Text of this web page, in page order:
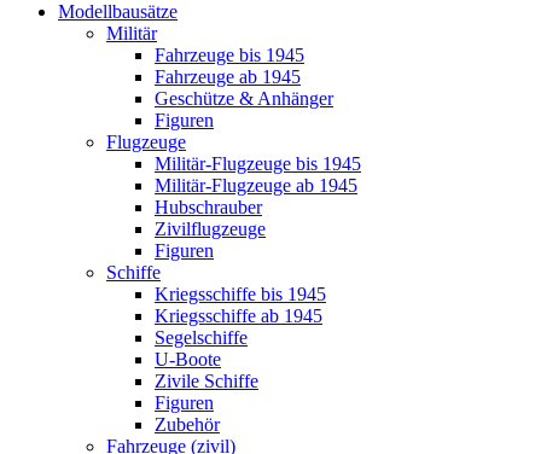
Modellbausätze
Militär
Fahrzeuge bis 1945
Fahrzeuge ab 1945
Geschütze & Anhänger
Figuren
Flugzeuge
Militär-Flugzeuge bis 1945
Militär-Flugzeuge ab 1945
Hubschrauber
Zivilflugzeuge
Figuren
Schiffe
Kriegsschiffe bis 1945
Kriegsschiffe ab 1945
Segelschiffe
U-Boote
Zivile Schiffe
Figuren
Zubehör
Fahrzeuge (zivil)